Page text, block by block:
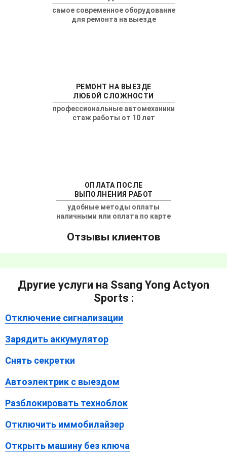
самое современное оборудование
для ремонта на выезде
РЕМОНТ НА ВЫЕЗДЕ
ЛЮБОЙ СЛОЖНОСТИ
профессиональные автомеханики
стаж работы от 10 лет
ОПЛАТА ПОСЛЕ
ВЫПОЛНЕНИЯ РАБОТ
удобные методы оплаты
наличными или оплата по карте
Отзывы клиентов
Другие услуги на Ssang Yong Actyon
Sports :
Отключение сигнализации
Зарядить аккумулятор
Снять секретки
Автоэлектрик с выездом
Разблокировать техноблок
Отключить иммобилайзер
Открыть машину без ключа